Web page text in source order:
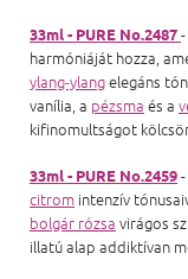
33ml - PURE No.2487
harmóniáját hozza,
ylang-ylangelegáns
vanília, a pézsma és a
kifinomultságot
33ml - PURE No.2459
citrom intenzív
bolgár rózsa virágos
illatú alap addiktívan